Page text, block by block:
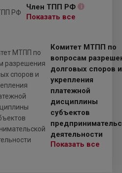
Член ТПП РФ i
Показать все
Комитет МТПП по
вопросам
долговых споров и
укрепления
платежной
дисциплины
субъектов
деятельности
Показать все